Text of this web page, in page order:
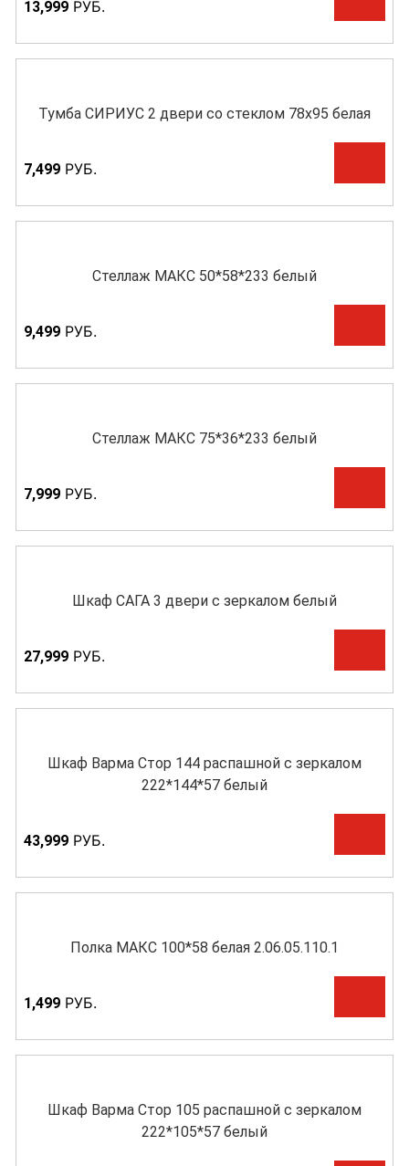
13,999 РУБ.
Тумба СИРИУС 2 двери со стеклом 78х95 белая
7,499 РУБ.
Стеллаж МАКС 50*58*233 белый
9,499 РУБ.
Стеллаж МАКС 75*36*233 белый
7,999 РУБ.
Шкаф САГА 3 двери с зеркалом белый
27,999 РУБ.
Шкаф Варма Стор 144 распашной с зеркалом
222*144*57 белый
43,999 РУБ.
Полка МАКС 100*58 белая 2.06.05.110.1
1,499 РУБ.
Шкаф Варма Стор 105 распашной с зеркалом
222*105*57 белый